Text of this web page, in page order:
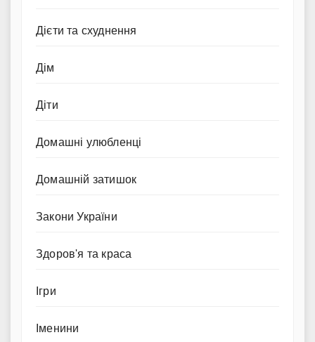
Дієти та схуднення
Дім
Діти
Домашні улюбленці
Домашній затишок
Закони України
Здоров'я та краса
Ігри
Іменини